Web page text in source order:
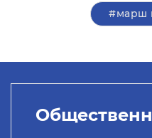
#марш